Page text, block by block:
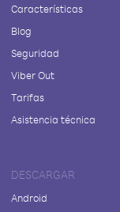
Características
Blog
Seguridad
Viber Out
Tarifas
Asistencia técnica
DESCARGAR
Android